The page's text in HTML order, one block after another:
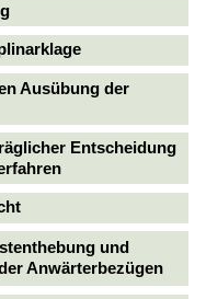
Ausübung der
Entscheidung
und
Anwärterbezügen